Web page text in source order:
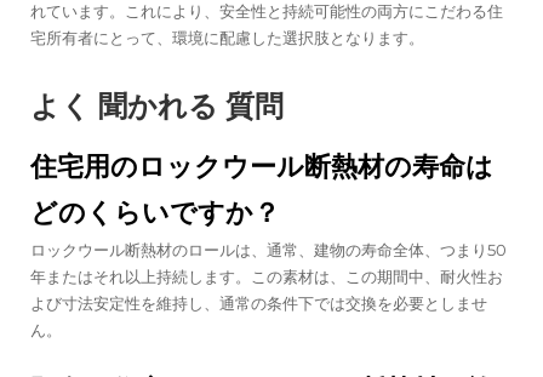
れています。これにより、安全性と持続可能性の両方にこだわる住
宅所有者にとって、環境に配慮した選択肢となります。
よく 聞かれる 質問
住宅用のロックウール断熱材の寿命は
どのくらいですか？
ロックウール断熱材のロールは、通常、建物の寿命全体、つまり50
年またはそれ以上持続します。この素材は、この期間中、耐火性お
よび寸法安定性を維持し、通常の条件下では交換を必要としませ
ん。